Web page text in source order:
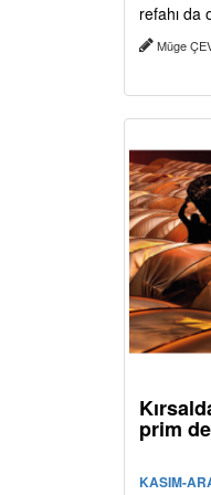
refahı da
Müge
prim
KASIM-